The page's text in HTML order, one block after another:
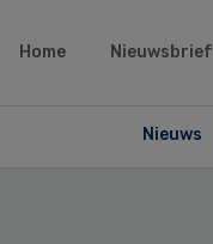
Home Nieuwsbrief
Nieuws